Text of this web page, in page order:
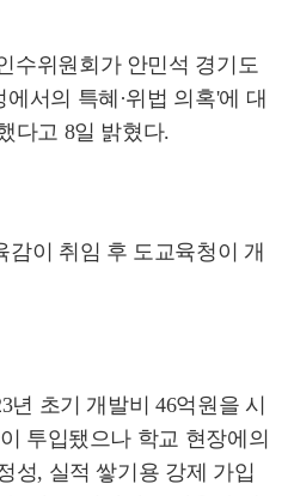
수위원회가 안민석 경기도
서의 특혜·위법 의혹'에 대
다고 8일 밝혔다.
이 취임 후 도교육청이 개
년 초기 개발비 46억원을 시
투입됐으나 학교 현장에의
성, 실적 쌓기용 강제 가입